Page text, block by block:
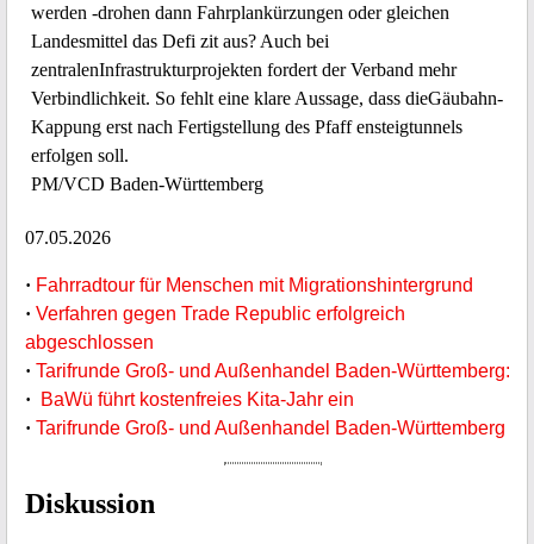
werden -drohen dann Fahrplankürzungen oder gleichen
Landesmittel das Defi zit aus? Auch bei
zentralenInfrastrukturprojekten fordert der Verband mehr
Verbindlichkeit. So fehlt eine klare Aussage, dass dieGäubahn-
Kappung erst nach Fertigstellung des Pfaff ensteigtunnels
erfolgen soll.
PM/VCD Baden-Württemberg
07.05.2026
· Fahrradtour für Menschen mit Migrationshintergrund
· Verfahren gegen Trade Republic erfolgreich
abgeschlossen
· Tarifrunde Groß- und Außenhandel Baden-Württemberg:
·
BaWü führt kostenfreies Kita-Jahr ein
· Tarifrunde Groß- und Außenhandel Baden-Württemberg
Diskussion